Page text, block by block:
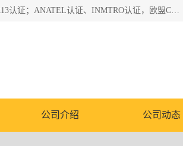
*是一家的测试、评估、检查与认机构，主要从事巴西NR10认证、NR12认证、NR13认证；ANATEL认证、INMTRO认证，欧盟CE认证：MD认证，PED认证，MID认证，ATEX认证，德国蓝色天使认证。
公司介绍 公司动态